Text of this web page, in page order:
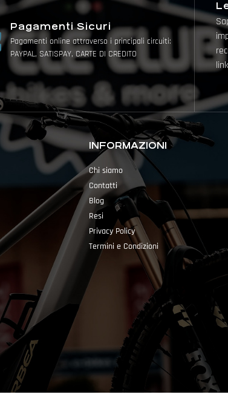
Pagamenti Sicuri
Pagamenti online attraverso i principali circuiti:
PAYPAL, SATISPAY, CARTE DI CREDITO
link
INFORMAZIONI
Chi siamo
Contatti
Blog
Resi
Privacy Policy
Termini e Condizioni